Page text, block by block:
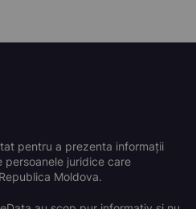
pentru a prezenta informații
juridice care
Moldova.